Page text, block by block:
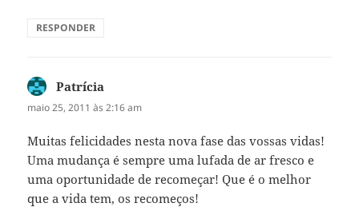
RESPONDER
Patrícia
maio 25, 2011 às 2:16 am
Muitas felicidades nesta nova fase das vossas vidas!
Uma mudança é sempre uma lufada de ar fresco e
uma oportunidade de recomeçar! Que é o melhor
que a vida tem, os recomeços!